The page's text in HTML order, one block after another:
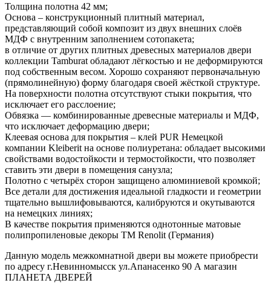
Толщина полотна 42 мм;
Основа – конструкционный плитный материал,
представляющий собой композит из двух внешних слоёв
МДФ с внутренним заполнением сотопакета;
в отличие от других плитных древесных материалов двери
коллекции Tamburat обладают лёгкостью и не деформируются
под собственным весом. Хорошо сохраняют первоначальную
(прямолинейную) форму благодаря своей жёсткой структуре.
На поверхности полотна отсутствуют стыки покрытия, что
исключает его расслоение;
Обвязка — комбинированные древесные материалы и МДФ,
что исключает деформацию двери;
Клеевая основа для покрытия – клей PUR Немецкой
компании Kleiberit на основе полиуретана: обладает высокими
свойствами водостойкости и термостойкости, что позволяет
ставить эти двери в помещения санузла;
Полотно с четырёх сторон защищено алюминиевой кромкой;
Все детали для достижения идеальной гладкости и геометрии
тщательно вышлифовываются, калибруются и окутываются
на немецких линиях;
В качестве покрытия применяются однотонные матовые
полипропиленовые декоры ТМ Renolit (Германия)
Данную модель межкомнатной двери вы можете приобрести
по адресу г.Невинномысск ул.Апанасенко 90 А магазин
ПЛАНЕТА ДВЕРЕЙ